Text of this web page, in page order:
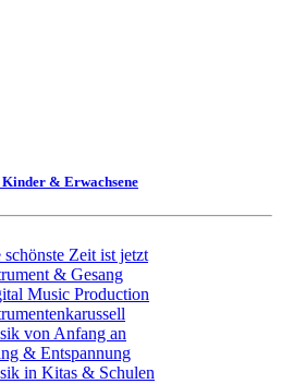
& Erwachsene
schönste Zeit ist jetzt
& Gesang
Music Production
von Anfang an
& Entspannung
in Kitas & Schulen